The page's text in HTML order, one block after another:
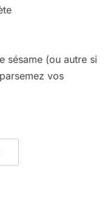
sésame (ou autre si
vos